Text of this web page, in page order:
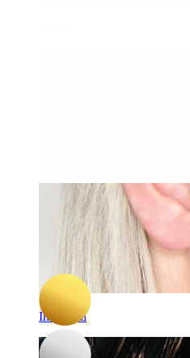
Industrial
3 for 2
Nyhed
Bodymod Trend
Titaniumlabret til skjult
254,15 kr
299,00 kr